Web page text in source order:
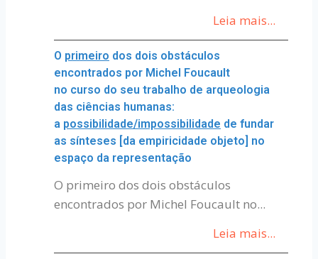
Leia mais...
O primeiro dos dois obstáculos
encontrados por Michel Foucault
no curso do seu trabalho de arqueologia
das ciências humanas:
a possibilidade/impossibilidade de fundar
as sínteses [da empiricidade objeto] no
espaço da representação
O primeiro dos dois obstáculos
encontrados por Michel Foucault no...
Leia mais...